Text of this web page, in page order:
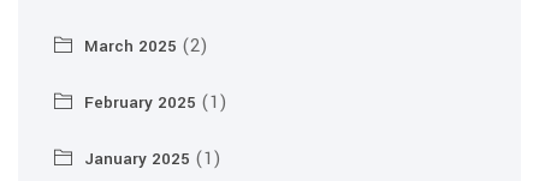
March 2025 (2)
February 2025 (1)
January 2025 (1)